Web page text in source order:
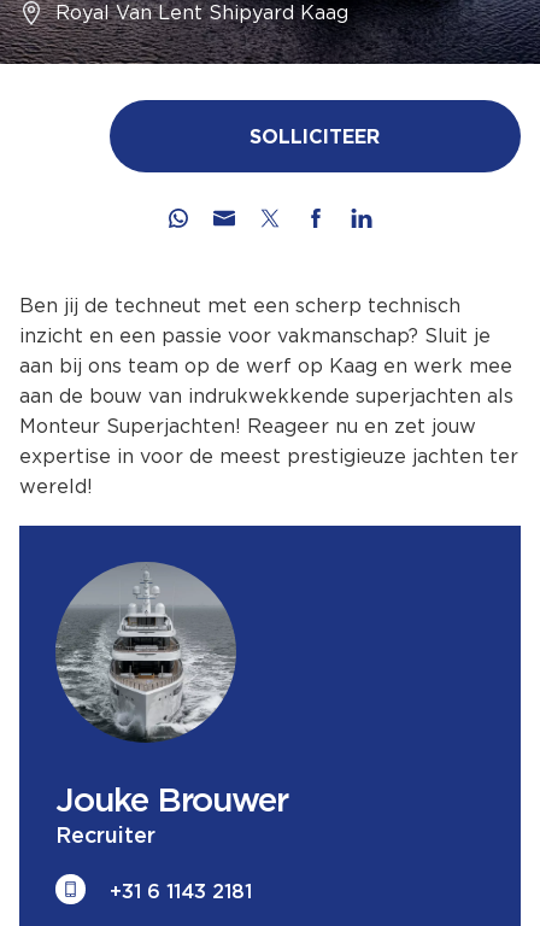
Royal Van Lent Shipyard Kaag
SOLLICITEER
Ben jij de techneut met een scherp technisch
inzicht en een passie voor vakmanschap? Sluit je
aan bij ons team op de werf op Kaag en werk mee
aan de bouw van indrukwekkende superjachten als
Monteur Superjachten! Reageer nu en zet jouw
expertise in voor de meest prestigieuze jachten ter
wereld!
Jouke Brouwer
Recruiter
+31 6 1143 2181